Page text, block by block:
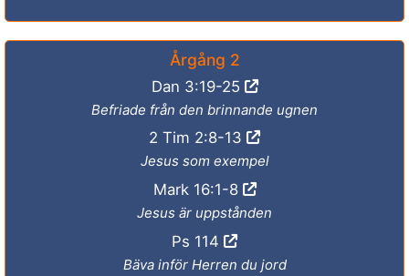
Årgång 2
Dan 3:19-25
Befriade från den brinnande ugnen
2 Tim 2:8-13
Jesus som exempel
Mark 16:1-8
Jesus är uppstånden
Ps 114
Bäva inför Herren du jord